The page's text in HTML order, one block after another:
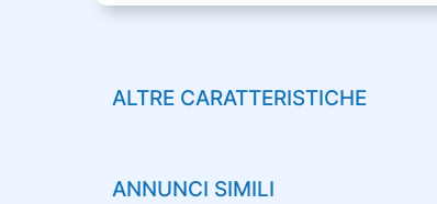
ALTRE CARATTERISTICHE
ANNUNCI SIMILI